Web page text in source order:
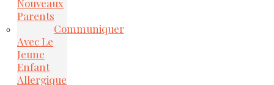
Nouveaux
Parents
Communiquer
Avec Le
Jeune
Enfant
Allergique